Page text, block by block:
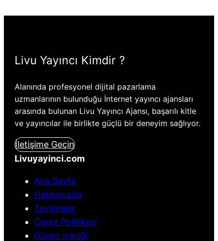
Livu Yayıncı Kimdir ?
Alanında profesyonel dijital pazarlama
uzmanlarının bulunduğu İnternet yayıncı ajansları
arasında bulunan Livu Yayıncı Ajansı, başarılı kitle
ve yayıncılar ile birlikte güçlü bir deneyim sağlıyor.
İletişime Geçin
Livuyayinci.com
Ana Sayfa
Hakkımızda
Tavsiyeler
Çerez Politikası
Güven içeriği